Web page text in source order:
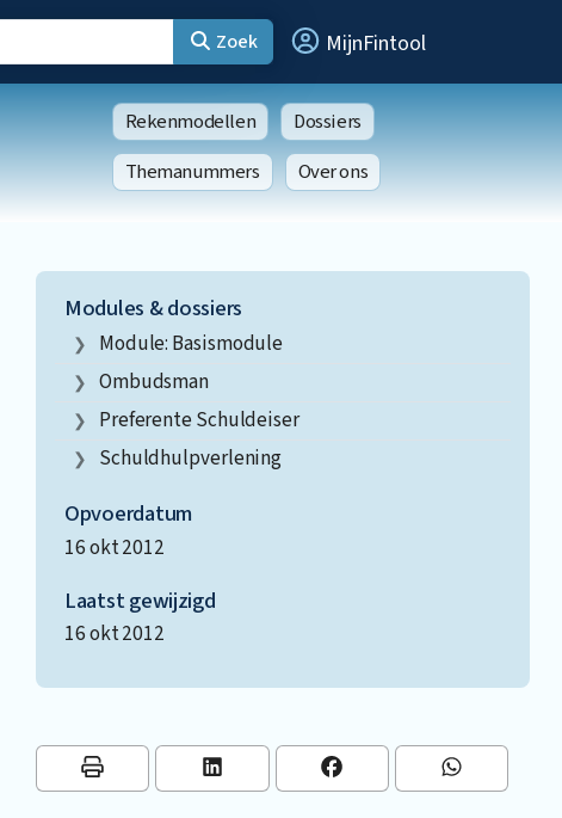
Zoek MijnFintool
Rekenmodellen
Dossiers
Themanummers
Over ons
Modules & dossiers
Module: Basismodule
Ombudsman
Preferente Schuldeiser
Schuldhulpverlening
Opvoerdatum
16 okt 2012
Laatst gewijzigd
16 okt 2012